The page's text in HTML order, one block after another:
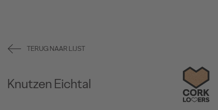
TERUG NAAR LIJST
Knutzen Eichtal